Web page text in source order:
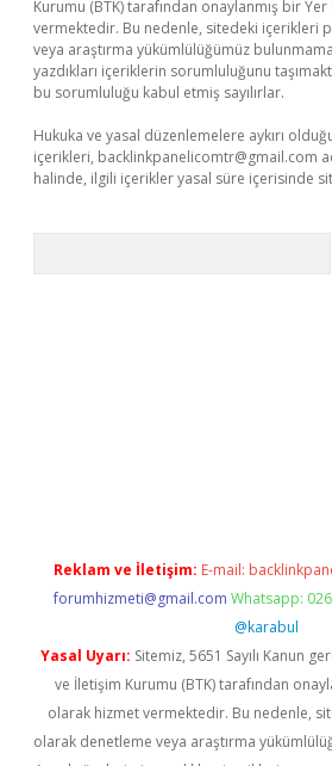
Kurumu (BTK) tarafından onaylanmış bir Yer
vermektedir. Bu nedenle, sitedeki içerikleri
veya araştırma yükümlülüğümüz
yazdıkları içeriklerin sorumluluğunu
bu sorumluluğu kabul etmiş sayılırlar.
Hukuka ve yasal düzenlemelere aykırı
içerikleri, backlinkpanelicomtr@gmail.com
halinde, ilgili içerikler yasal süre içerisinde
Reklam ve İletişim: E-mail:
forumhizmeti@gmail.com Whatsapp:
@karabul
Yasal Uyarı: Sitemiz, 5651 Sayılı Kanun
ve İletişim Kurumu (BTK) tarafından
olarak hizmet vermektedir. Bu nedenle,
olarak denetleme veya araştırma